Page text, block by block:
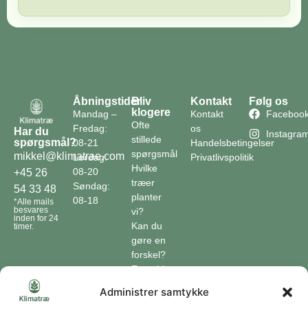
Administrer samtykke
Har du
spørgsmål?
mikkel@klimatrae.com
+45 26
54 33 48
*Alle mails
besvares
inden for 24
timer.
Åbningstider
Mandag –
Fredag:
08-21
Lørdag:
08-20
Søndag:
08-18
Bliv
klogere
Ofte
stillede
spørgsmål
Hvilke
træer
planter
vi?
Kan du
gøre en
forskel?
En guide
Klimaordbogen
Kontakt
Kontakt
os
Handelsbetingelser
Privatlivspolitik
Følg os